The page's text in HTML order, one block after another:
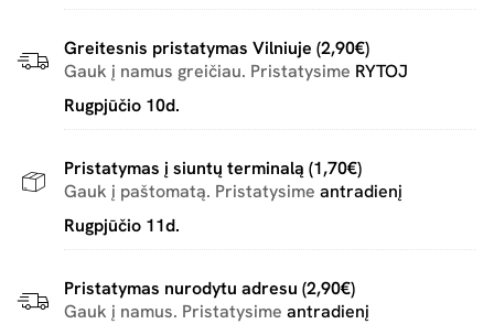
Greitesnis pristatymas Vilniuje (2,90€)
Gauk į namus greičiau. Pristatysime RYTOJ
Rugpjūčio 10d.
Pristatymas į siuntų terminalą (1,70€)
Gauk į paštomatą. Pristatysime antradienį
Rugpjūčio 11d.
Pristatymas nurodytu adresu (2,90€)
Gauk į namus. Pristatysime antradienį